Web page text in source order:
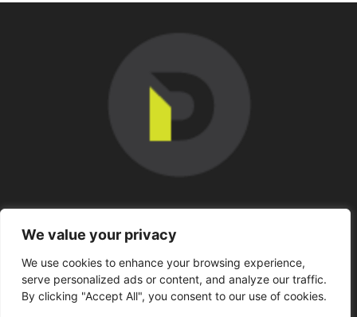
We value your privacy
We use cookies to enhance your browsing experience,
serve personalized ads or content, and analyze our traffic.
By clicking "Accept All", you consent to our use of cookies.
SÍGUENOS